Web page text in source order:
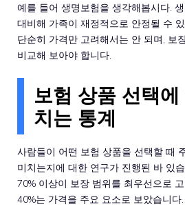
예를 들어 생명보험을 생각해봅시다.
대비해 가족이 재정적으로 안정될 수
단순히 가격만 고려해서는 안 되며, 보
비교해 보아야 합니다.
보험 상품 선택
치는 통계
사람들이 어떤 보험 상품을 선택할 때
미치는지에 대한 연구가 진행된 바 있
70% 이상이 보장 범위를 최우선으로
40%는 가격을 주요 요소로 보았습니다.